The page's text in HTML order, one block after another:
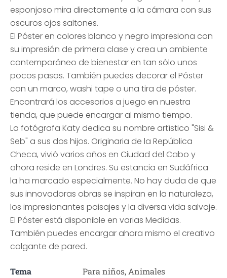
esponjoso mira directamente a la cámara con sus
oscuros ojos saltones.
El Póster en colores blanco y negro impresiona con
su impresión de primera clase y crea un ambiente
contemporáneo de bienestar en tan sólo unos
pocos pasos. También puedes decorar el Póster
con un marco, washi tape o una tira de póster.
Encontrará los accesorios a juego en nuestra
tienda, que puede encargar al mismo tiempo.
La fotógrafa Katy dedica su nombre artístico "Sisi &
Seb" a sus dos hijos. Originaria de la República
Checa, vivió varios años en Ciudad del Cabo y
ahora reside en Londres. Su estancia en Sudáfrica
la ha marcado especialmente. No hay duda de que
sus innovadoras obras se inspiran en la naturaleza,
los impresionantes paisajes y la diversa vida salvaje.
El Póster está disponible en varias Medidas.
También puedes encargar ahora mismo el creativo
colgante de pared.
Tema Para niños, Animales